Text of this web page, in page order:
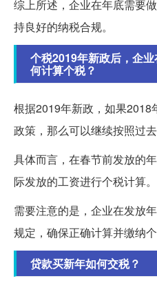
综上所述，企业在年底需要
持良好的纳税合规。
个税2019年新政后，企
何计算个税？
根据2019年新政，如果2018
政策，那么可以继续按照过去
具体而言，在春节前发放的
际发放的工资进行个税计算。
需要注意的是，企业在发放
规定，确保正确计算并缴纳个
贷款买新年如何交税？